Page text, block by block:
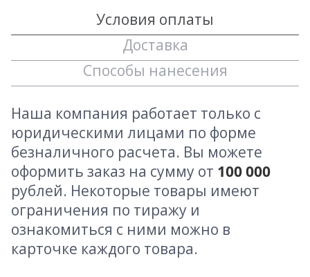
Условия оплаты
Доставка
Способы нанесения
Наша компания работает только с
юридическими лицами по форме
безналичного расчета. Вы можете
оформить заказ на сумму от 100 000
рублей. Некоторые товары имеют
ограничения по тиражу и
ознакомиться с ними можно в
карточке каждого товара.